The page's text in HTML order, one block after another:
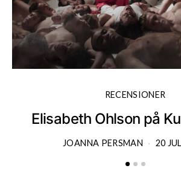
RECENSIONER
Elisabeth Ohlson på
JOANNA PERSMAN 20